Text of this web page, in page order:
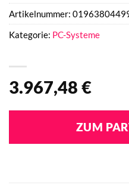
3.967,48 €
ZUM
Artikelnummer:
Kategorie: PC-Systeme